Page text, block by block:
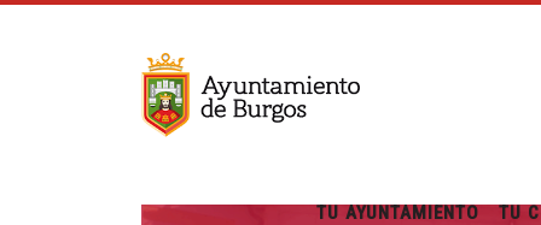
TU AYUNTAMIENTO TU